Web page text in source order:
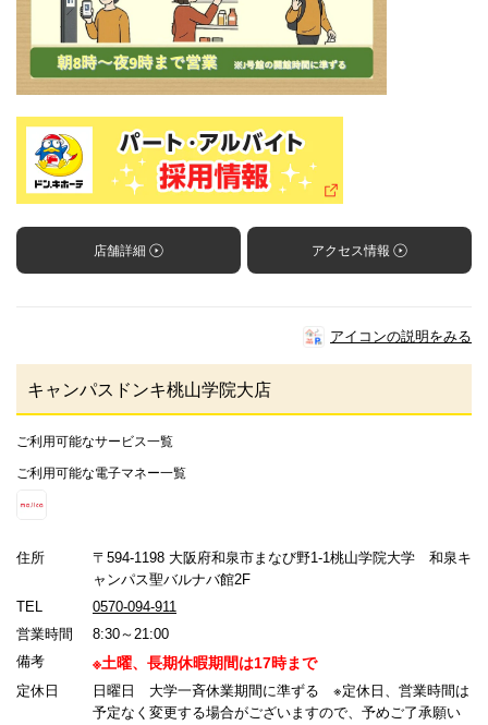
店舗詳細 アクセス情報
アイコンの説明をみる
キャンパスドンキ桃山学院大店
ご利用可能なサービス一覧
ご利用可能な電子マネー一覧
住所
〒594-1198 大阪府和泉市まなび野1-1桃山学院大学 和泉キ
ャンパス聖バルナバ館2F
TEL
0570-094-911
営業時間
8:30～21:00
備考
※土曜、長期休暇期間は17時まで
定休日
日曜日 大学一斉休業期間に準ずる ※定休日、営業時間は
予定なく変更する場合がございますので、予めご了承願い